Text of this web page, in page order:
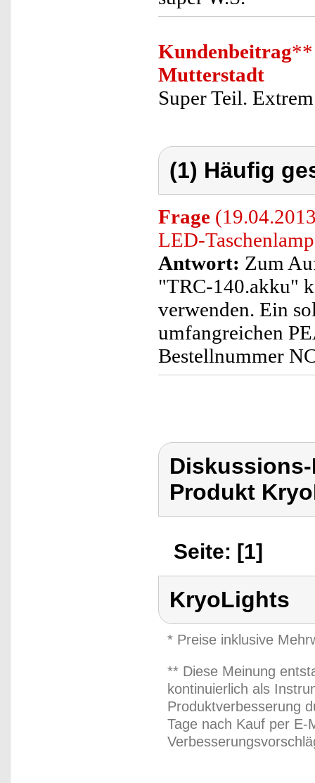
Kundenbeitrag**
Mutterstadt
Super Teil.
(1) Häufig
Frage
LED-
Antwort: Zum
"TRC-140.akku"
verwenden. Ein
umfangreichen
Bestellnummer
Produkt
Seite: [1]
KryoLights
* Preise inklusive
** Diese Meinung
kontinuierlich als
Produktverbesserung
Tage nach Kauf per E-